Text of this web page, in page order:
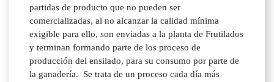
partidas de producto que no pueden ser
comercializadas, al no alcanzar la calidad mínima
exigible para ello, son enviadas a la planta de Frutilados
y terminan formando parte de los proceso de
producción del ensilado, para su consumo por parte de
la ganadería. Se trata de un proceso cada día más